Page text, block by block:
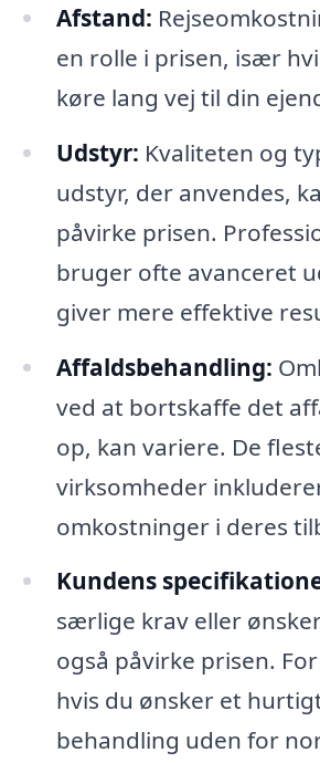
Afstand:
en rolle i prisen, især
køre lang vej til din
Udstyr: Kvaliteten og
udstyr, der anvendes,
påvirke prisen.
bruger ofte avanceret
giver mere effektive
Affaldsbehandling:
ved at bortskaffe det
op, kan variere. De
virksomheder
omkostninger i deres
Kundens
særlige krav eller
også påvirke prisen.
hvis du ønsker et
behandling uden for